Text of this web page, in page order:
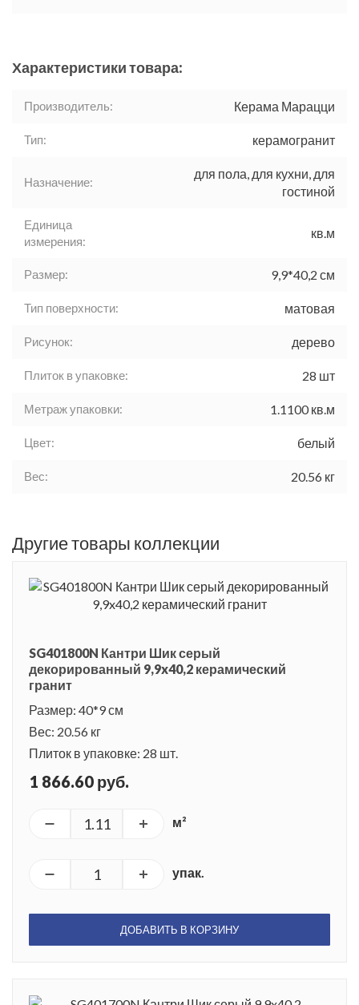
Характеристики товара:
Производитель: Керама Марацци
Тип: керамогранит
Назначение:
для пола, для кухни, для
гостиной
Единица
измерения:
кв.м
Размер: 9,9*40,2 см
Тип поверхности: матовая
Рисунок: дерево
Плиток в упаковке: 28 шт
Метраж упаковки: 1.1100 кв.м
Цвет: белый
Вес: 20.56 кг
Другие товары коллекции
SG401800N Кантри Шик серый
декорированный 9,9x40,2 керамический
гранит
Размер: 40*9 см
Вес: 20.56 кг
Плиток в упаковке: 28 шт.
1 866.60 руб.
м²
упак.
ДОБАВИТЬ В КОРЗИНУ